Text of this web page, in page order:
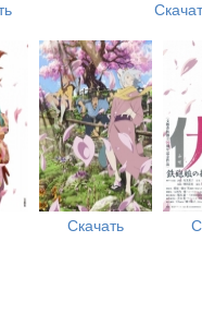
Скачать